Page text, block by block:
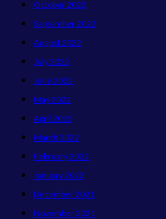
October 2022
September 2022
August 2022
July 2022
June 2022
May 2022
April 2022
March 2022
February 2022
January 2022
December 2021
November 2021